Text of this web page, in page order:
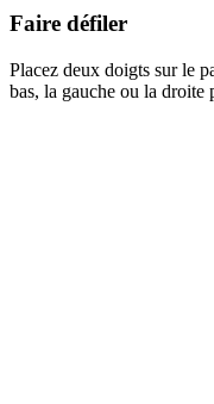
Faire défiler
Placez deux doigts sur le
bas, la gauche ou la